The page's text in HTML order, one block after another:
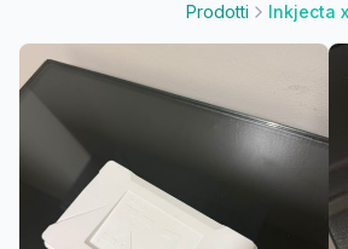
Prodotti Inkjecta